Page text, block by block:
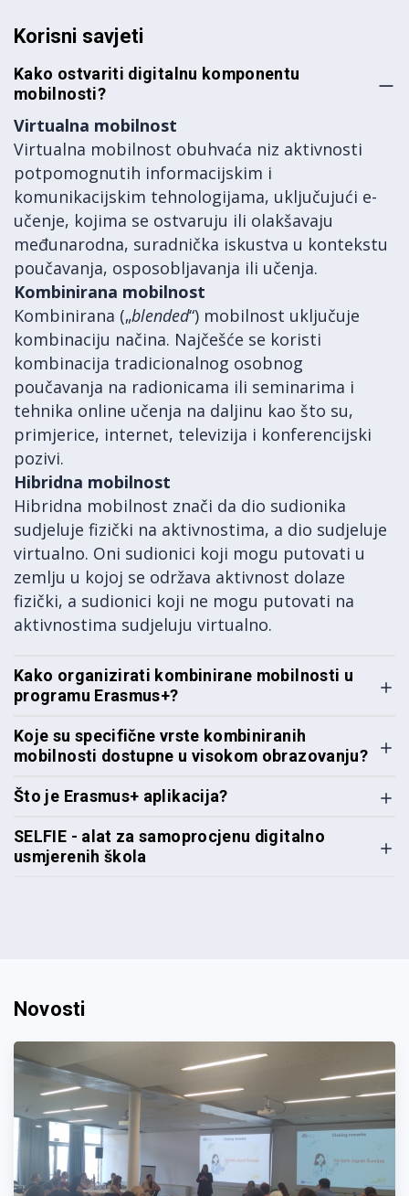
Korisni savjeti
Kako ostvariti digitalnu komponentu
mobilnosti?
Virtualna mobilnost
Virtualna mobilnost obuhvaća niz aktivnosti
potpomognutih informacijskim i
komunikacijskim tehnologijama, uključujući e-
učenje, kojima se ostvaruju ili olakšavaju
međunarodna, suradnička iskustva u kontekstu
poučavanja, osposobljavanja ili učenja.
Kombinirana mobilnost
Kombinirana („blended“) mobilnost uključuje
kombinaciju načina. Najčešće se koristi
kombinacija tradicionalnog osobnog
poučavanja na radionicama ili seminarima i
tehnika online učenja na daljinu kao što su,
primjerice, internet, televizija i konferencijski
pozivi.
Hibridna mobilnost
Hibridna mobilnost znači da dio sudionika
sudjeluje fizički na aktivnostima, a dio sudjeluje
virtualno. Oni sudionici koji mogu putovati u
zemlju u kojoj se održava aktivnost dolaze
fizički, a sudionici koji ne mogu putovati na
aktivnostima sudjeluju virtualno.
Kako organizirati kombinirane mobilnosti u
programu Erasmus+?
Koje su specifične vrste kombiniranih
mobilnosti dostupne u visokom obrazovanju?
Što je Erasmus+ aplikacija?
SELFIE - alat za samoprocjenu digitalno
usmjerenih škola
Novosti